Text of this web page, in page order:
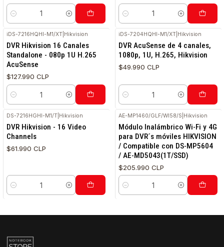
Cantidad Cantidad
iDS-7216HQHI-M1/XT Hikvision
DVR Hikvision 16 Canales
Standalone - 080p 1U H.265
AcuSense
$127.990 CLP
Cantidad
iDS-7204HQHI-M1/XT Hikvision
DVR AcuSense de 4 canales,
1080p, 1U, H.265, Hikvision
$49.990 CLP
Cantidad
DS-7216HGHI-M1/T Hikvision
DVR Hikvision - 16 Video
Channels
$61.990 CLP
Cantidad
AE-MP1460/GLF/WI58/S Hikvision
Módulo Inalámbrico Wi-Fi y 4G
para DVR´s móviles HIKVISION
/ Compatible con DS-MP5604
/ AE-MD5043(1T/SSD)
$205.990 CLP
Cantidad